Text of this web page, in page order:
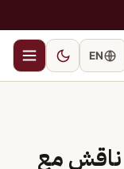
EN
ناقش مع